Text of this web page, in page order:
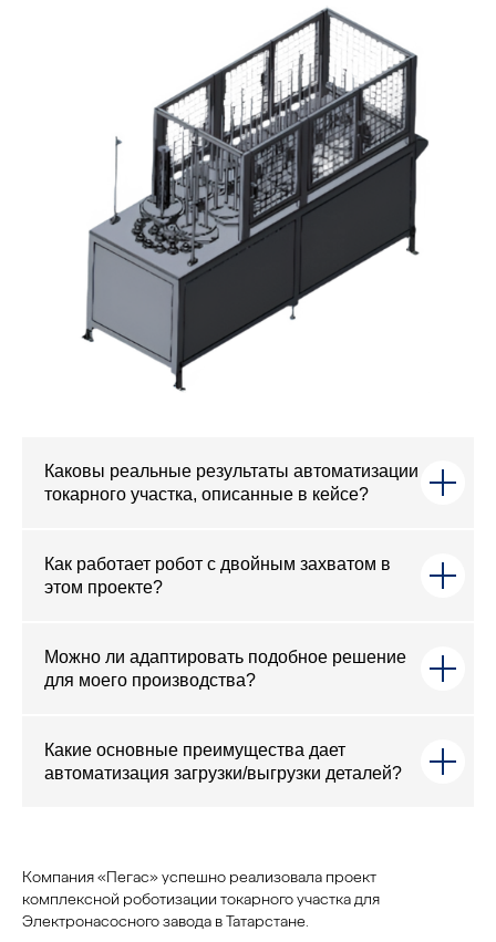
Каковы реальные результаты автоматизации
токарного участка, описанные в кейсе?
Как работает робот с двойным захватом в
этом проекте?
Можно ли адаптировать подобное решение
для моего производства?
Какие основные преимущества дает
автоматизация загрузки/выгрузки деталей?
Компания «Пегас» успешно реализовала проект
комплексной роботизации токарного участка для
Электронасосного завода в Татарстане.